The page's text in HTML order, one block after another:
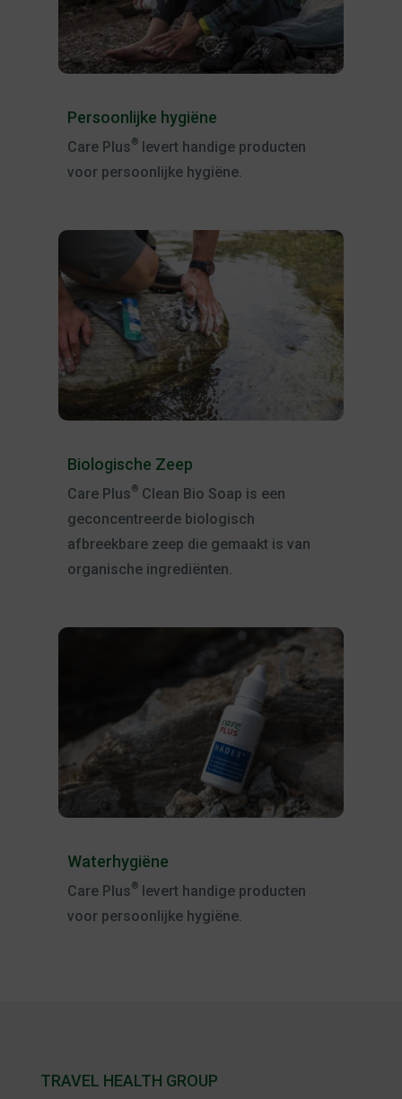
Persoonlijke hygiëne
Care Plus®levert handige producten
voor persoonlijke hygiëne.
Biologische Zeep
Care Plus®Clean Bio Soap is een
geconcentreerde biologisch
afbreekbare zeep die gemaakt is van
organische ingrediënten.
Waterhygiëne
Care Plus®levert handige producten
voor persoonlijke hygiëne.
TRAVEL HEALTH GROUP